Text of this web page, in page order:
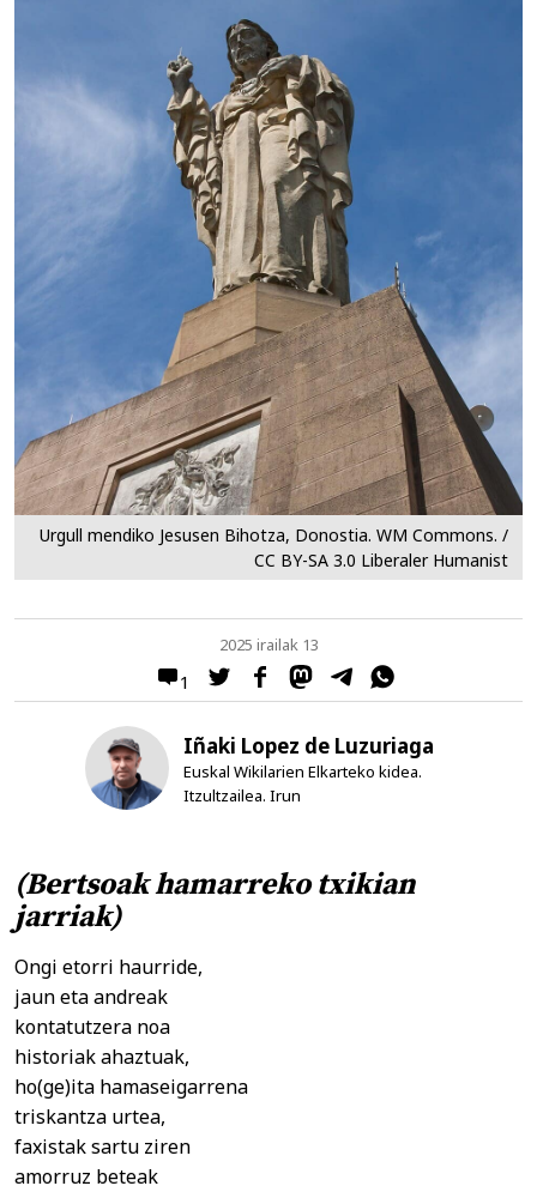
Urgull mendiko Jesusen Bihotza, Donostia. WM Commons. /
CC BY-SA 3.0 Liberaler Humanist
1
2025 irailak 13
Iñaki Lopez de Luzuriaga
Euskal Wikilarien Elkarteko kidea.
Itzultzailea. Irun
(Bertsoak hamarreko txikian
jarriak)
Ongi etorri haurride,
jaun eta andreak
kontatutzera noa
historiak ahaztuak,
ho(ge)ita hamaseigarrena
triskantza urtea,
faxistak sartu ziren
amorruz beteak